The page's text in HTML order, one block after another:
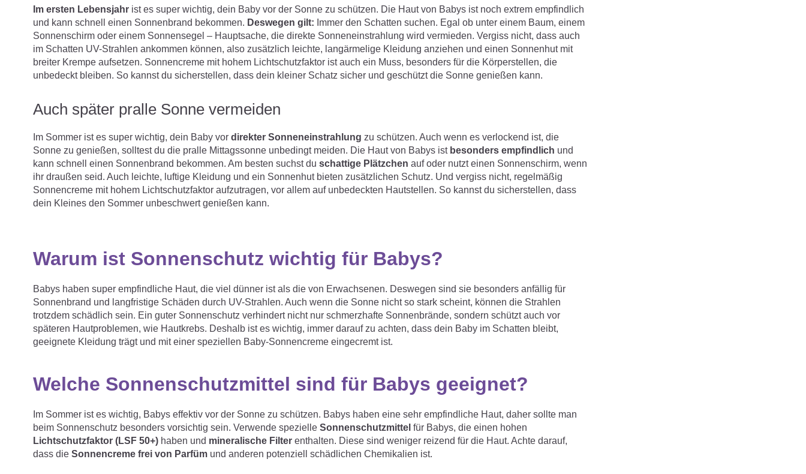
Im ersten Lebensjahr ist es super wichtig, dein Baby vor der Sonne zu schützen. Die Haut von Babys ist noch extrem empfindlich
und kann schnell einen Sonnenbrand bekommen. Deswegen gilt: Immer den Schatten suchen. Egal ob unter einem Baum, einem
Sonnenschirm oder einem Sonnensegel – Hauptsache, die direkte Sonneneinstrahlung wird vermieden. Vergiss nicht, dass auch
im Schatten UV-Strahlen ankommen können, also zusätzlich leichte, langärmelige Kleidung anziehen und einen Sonnenhut mit
breiter Krempe aufsetzen. Sonnencreme mit hohem Lichtschutzfaktor ist auch ein Muss, besonders für die Körperstellen, die
unbedeckt bleiben. So kannst du sicherstellen, dass dein kleiner Schatz sicher und geschützt die Sonne genießen kann.
Auch später pralle Sonne vermeiden
Im Sommer ist es super wichtig, dein Baby vor direkter Sonneneinstrahlung zu schützen. Auch wenn es verlockend ist, die
Sonne zu genießen, solltest du die pralle Mittagssonne unbedingt meiden. Die Haut von Babys ist besonders empfindlich und
kann schnell einen Sonnenbrand bekommen. Am besten suchst du schattige Plätzchen auf oder nutzt einen Sonnenschirm, wenn
ihr draußen seid. Auch leichte, luftige Kleidung und ein Sonnenhut bieten zusätzlichen Schutz. Und vergiss nicht, regelmäßig
Sonnencreme mit hohem Lichtschutzfaktor aufzutragen, vor allem auf unbedeckten Hautstellen. So kannst du sicherstellen, dass
dein Kleines den Sommer unbeschwert genießen kann.
Warum ist Sonnenschutz wichtig für Babys?
Babys haben super empfindliche Haut, die viel dünner ist als die von Erwachsenen. Deswegen sind sie besonders anfällig für
Sonnenbrand und langfristige Schäden durch UV-Strahlen. Auch wenn die Sonne nicht so stark scheint, können die Strahlen
trotzdem schädlich sein. Ein guter Sonnenschutz verhindert nicht nur schmerzhafte Sonnenbrände, sondern schützt auch vor
späteren Hautproblemen, wie Hautkrebs. Deshalb ist es wichtig, immer darauf zu achten, dass dein Baby im Schatten bleibt,
geeignete Kleidung trägt und mit einer speziellen Baby-Sonnencreme eingecremt ist.
Welche Sonnenschutzmittel sind für Babys geeignet?
Im Sommer ist es wichtig, Babys effektiv vor der Sonne zu schützen. Babys haben eine sehr empfindliche Haut, daher sollte man
beim Sonnenschutz besonders vorsichtig sein. Verwende spezielle Sonnenschutzmittel für Babys, die einen hohen
Lichtschutzfaktor (LSF 50+) haben und mineralische Filter enthalten. Diese sind weniger reizend für die Haut. Achte darauf,
dass die Sonnencreme frei von Parfüm und anderen potenziell schädlichen Chemikalien ist.